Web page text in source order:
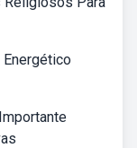
Energético